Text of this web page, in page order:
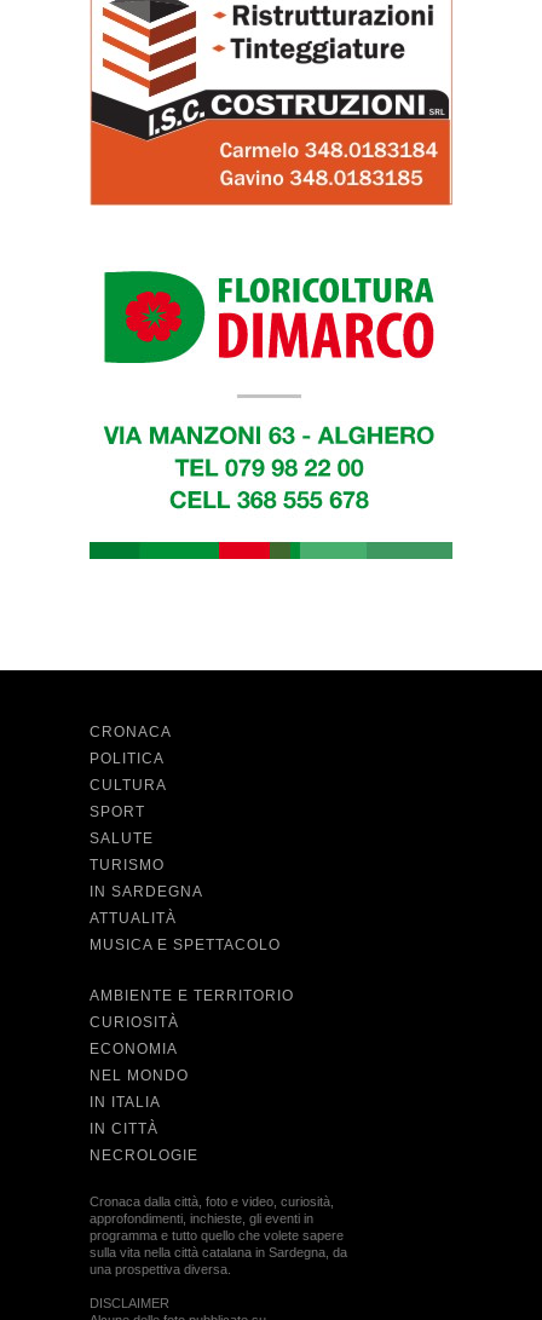
CRONACA
POLITICA
CULTURA
SPORT
SALUTE
TURISMO
IN SARDEGNA
ATTUALITÀ
MUSICA E SPETTACOLO
AMBIENTE E TERRITORIO
CURIOSITÀ
ECONOMIA
NEL MONDO
IN ITALIA
IN CITTÀ
NECROLOGIE
Cronaca dalla città, foto e video, curiosità,
approfondimenti, inchieste, gli eventi in
programma e tutto quello che volete sapere
sulla vita nella città catalana in Sardegna, da
una prospettiva diversa.
DISCLAIMER